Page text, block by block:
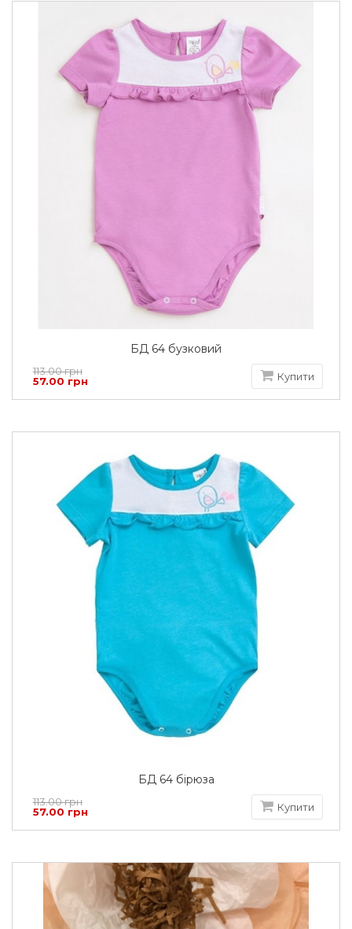
БД 64 бузковий
113.00 грн
57.00 грн
Купити
БД 64 бірюза
113.00 грн
57.00 грн
Купити